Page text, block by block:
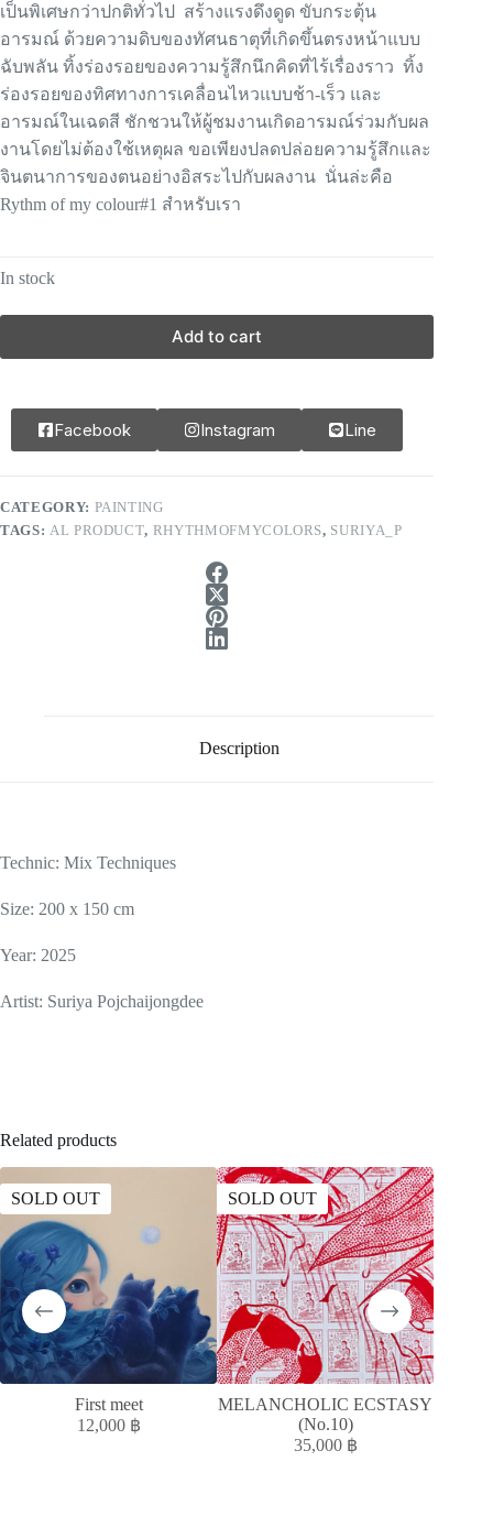
เป็นพิเศษกว่าปกติทั่วไป สร้างแรงดึงดูด ขับกระตุ้น
อารมณ์ ด้วยความดิบของทัศนธาตุที่เกิดขึ้นตรงหน้าแบบ
ฉับพลัน ทิ้งร่องรอยของความรู้สึกนึกคิดที่ไร้เรื่องราว ทิ้ง
ร่องรอยของทิศทางการเคลื่อนไหวแบบช้า-เร็ว และ
อารมณ์ในเฉดสี ชักชวนให้ผู้ชมงานเกิดอารมณ์ร่วมกับผล
งานโดยไม่ต้องใช้เหตุผล ขอเพียงปลดปล่อยความรู้สึกและ
จินตนาการของตนอย่างอิสระไปกับผลงาน นั่นล่ะคือ
Rythm of my colour#1 สำหรับเรา
In stock
Add to cart
Facebook Instagram Line
CATEGORY: PAINTING
TAGS: AL PRODUCT, RHYTHMOFMYCOLORS, SURIYA_P
Description
Technic: Mix Techniques
Size: 200 x 150 cm
Year: 2025
Artist: Suriya Pojchaijongdee
Related products
SOLD OUT
First meet
12,000 ฿
SOLD OUT
MELANCHOLIC ECSTASY
(No.10)
35,000 ฿